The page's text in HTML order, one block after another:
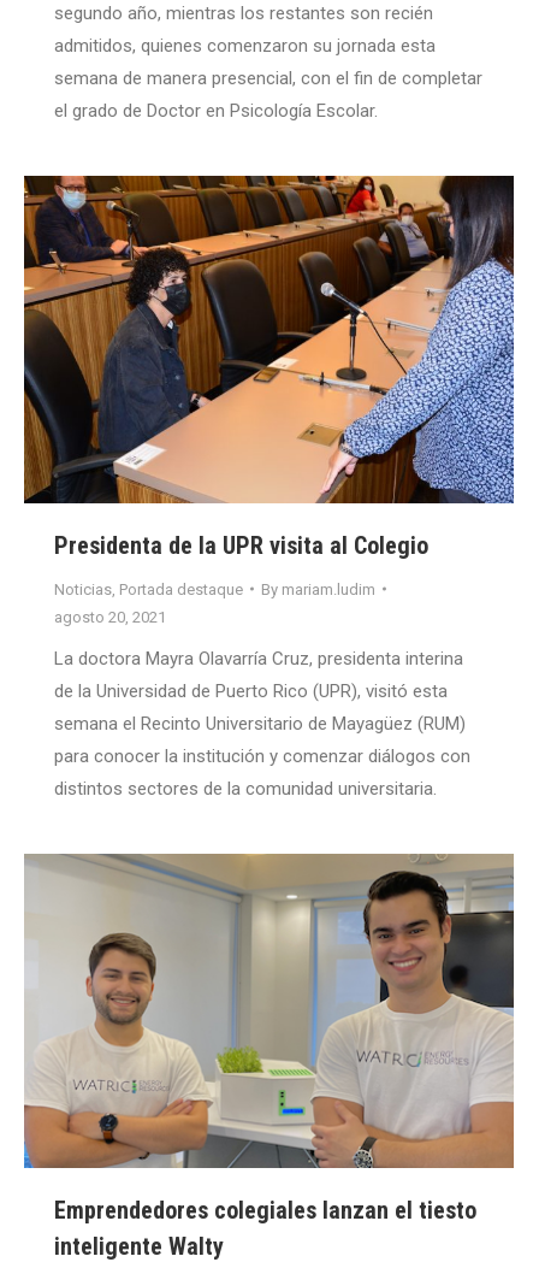
segundo año, mientras los restantes son recién
admitidos, quienes comenzaron su jornada esta
semana de manera presencial, con el fin de completar
el grado de Doctor en Psicología Escolar.
Presidenta de la UPR visita al Colegio
Noticias Portada destaque By mariam.ludim
agosto 20, 2021
La doctora Mayra Olavarría Cruz, presidenta interina
de la Universidad de Puerto Rico (UPR), visitó esta
semana el Recinto Universitario de Mayagüez (RUM)
para conocer la institución y comenzar diálogos con
distintos sectores de la comunidad universitaria.
Emprendedores colegiales lanzan el tiesto
inteligente Walty